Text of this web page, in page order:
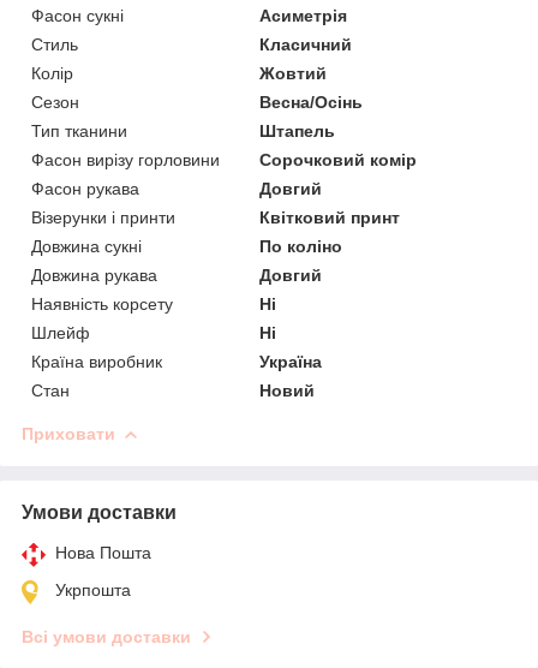
Фасон сукні
Асиметрія
Стиль
Класичний
Колір
Жовтий
Сезон
Весна/Осінь
Тип тканини
Штапель
Фасон вирізу горловини
Сорочковий комір
Фасон рукава
Довгий
Візерунки і принти
Квітковий принт
Довжина сукні
По коліно
Довжина рукава
Довгий
Наявність корсету
Ні
Шлейф
Ні
Країна виробник
Україна
Стан
Новий
Приховати
Умови доставки
Нова Пошта
Укрпошта
Всі умови доставки